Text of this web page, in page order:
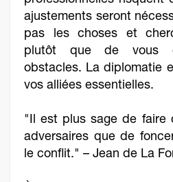
ajustements seront
pas les choses et
plutôt que de vous
obstacles. La diplomatie
vos alliées essentielles.
"Il est plus sage de faire
adversaires que de
le conflit." – Jean de La